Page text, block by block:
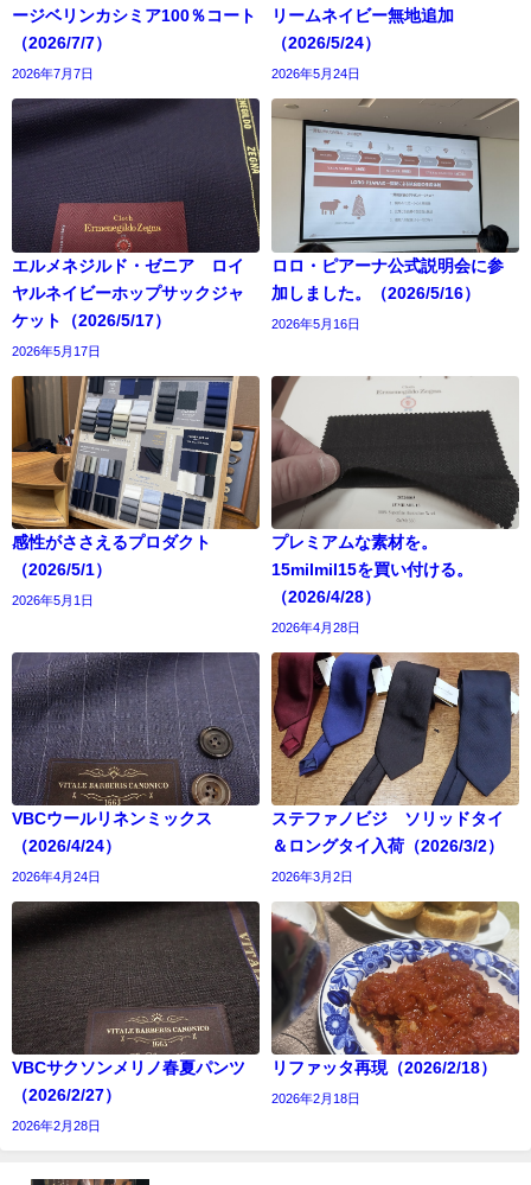
ージベリンカシミア100％コート
（2026/7/7）
2026年7月7日
リームネイビー無地追加
（2026/5/24）
2026年5月24日
エルメネジルド・ゼニア ロイ
ヤルネイビーホップサックジャ
ケット（2026/5/17）
2026年5月17日
ロロ・ピアーナ公式説明会に参
加しました。（2026/5/16）
2026年5月16日
感性がささえるプロダクト
（2026/5/1）
2026年5月1日
プレミアムな素材を。
15milmil15を買い付ける。
（2026/4/28）
2026年4月28日
VBCウールリネンミックス
（2026/4/24）
2026年4月24日
ステファノビジ ソリッドタイ
＆ロングタイ入荷（2026/3/2）
2026年3月2日
VBCサクソンメリノ春夏パンツ
（2026/2/27）
2026年2月28日
リファッタ再現（2026/2/18）
2026年2月18日